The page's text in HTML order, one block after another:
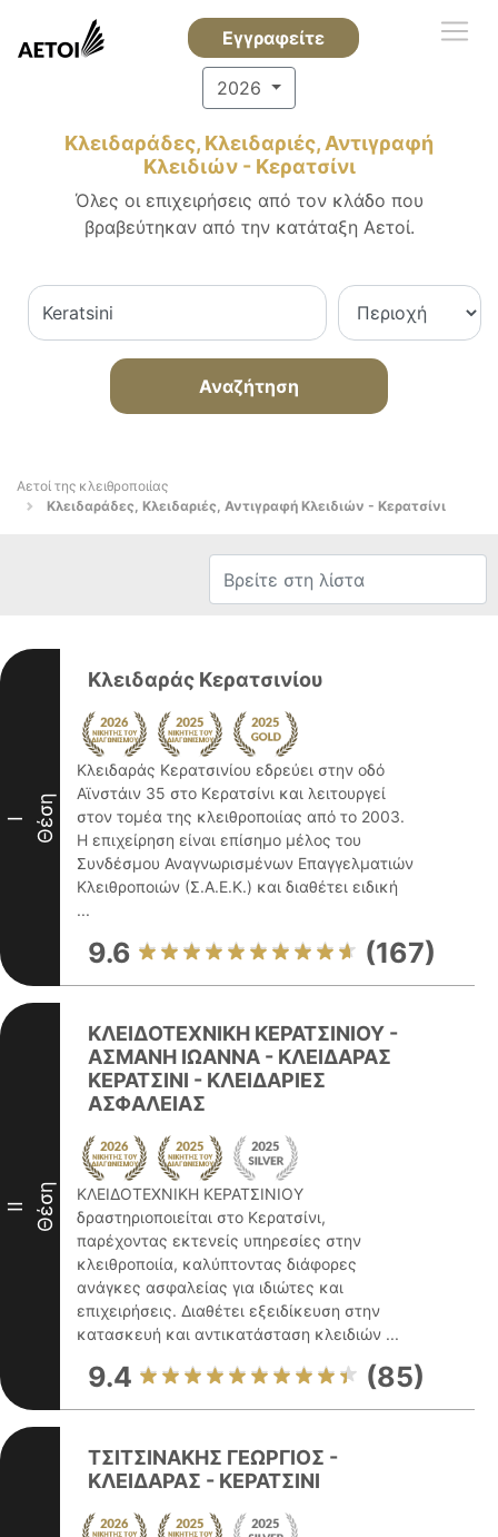
Εγγραφείτε
2026
Κλειδαράδες, Κλειδαριές, Αντιγραφή
Κλειδιών - Κερατσίνι
Όλες οι επιχειρήσεις από τον κλάδο που
βραβεύτηκαν από την κατάταξη Αετοί.
Αναζήτηση
Αετοί της κλειθροποιίας
Κλειδαράδες, Κλειδαριές, Αντιγραφή Κλειδιών - Κερατσίνι
I Θέση
Κλειδαράς Κερατσινίου
Κλειδαράς Κερατσινίου εδρεύει στην οδό
Αϊνστάιν 35 στο Κερατσίνι και λειτουργεί
στον τομέα της κλειθροποιίας από το 2003.
Η επιχείρηση είναι επίσημο μέλος του
Συνδέσμου Αναγνωρισμένων Επαγγελματιών
Κλειθροποιών (Σ.Α.Ε.Κ.) και διαθέτει ειδική
...
9.6 (167)
II Θέση
ΚΛΕΙΔΟΤΕΧΝΙΚΗ ΚΕΡΑΤΣΙΝΙΟΥ -
ΑΣΜΑΝΗ ΙΩΑΝΝΑ - ΚΛΕΙΔΑΡΑΣ
ΚΕΡΑΤΣΙΝΙ - ΚΛΕΙΔΑΡΙΕΣ
ΑΣΦΑΛΕΙΑΣ
ΚΛΕΙΔΟΤΕΧΝΙΚΗ ΚΕΡΑΤΣΙΝΙΟΥ
δραστηριοποιείται στο Κερατσίνι,
παρέχοντας εκτενείς υπηρεσίες στην
κλειθροποιία, καλύπτοντας διάφορες
ανάγκες ασφαλείας για ιδιώτες και
επιχειρήσεις. Διαθέτει εξειδίκευση στην
κατασκευή και αντικατάσταση κλειδιών ...
9.4 (85)
ΤΣΙΤΣΙΝΑΚΗΣ ΓΕΩΡΓΙΟΣ -
ΚΛΕΙΔΑΡΑΣ - ΚΕΡΑΤΣΙΝΙ